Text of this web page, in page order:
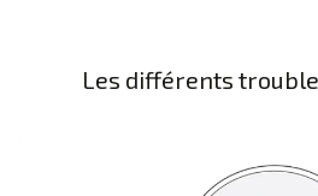
Les différents